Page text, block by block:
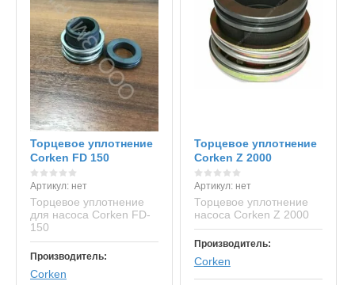
Торцевое уплотнение
Сorken FD 150
Артикул: нет
Торцевое уплотнение
для насоса Сorken FD-
150
Производитель:
Corken
Торцевое уплотнение
Сorken Z 2000
Артикул:нет
Торцевое уплотнение
насоса Сorken Z 2000
Производитель:
Corken